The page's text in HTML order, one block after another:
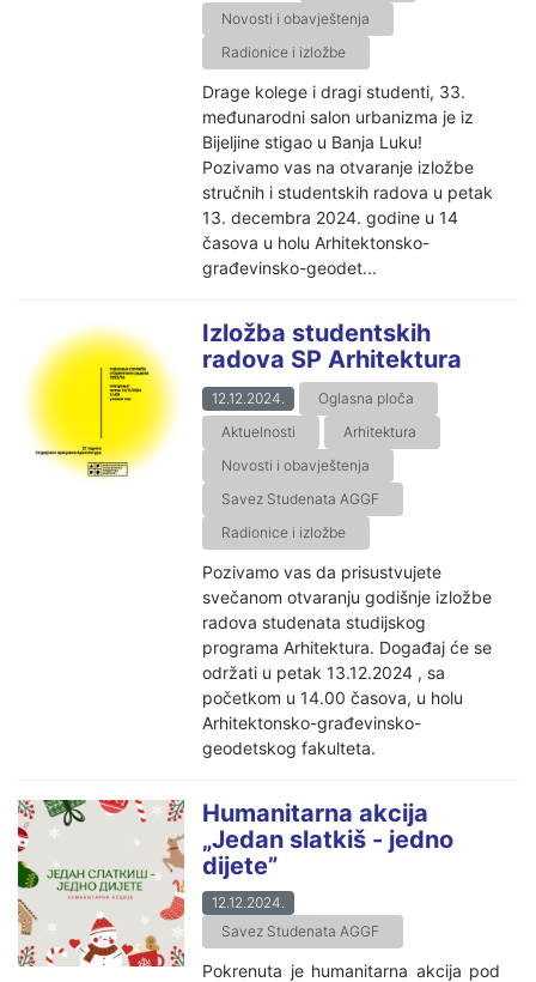
Novosti i obavještenja
Radionice i izložbe
Drage kolege i dragi studenti, 33.
međunarodni salon urbanizma je iz
Bijeljine stigao u Banja Luku!
Pozivamo vas na otvaranje izložbe
stručnih i studentskih radova u petak
13. decembra 2024. godine u 14
časova u holu Arhitektonsko-
građevinsko-geodet...
Izložba studentskih
radova SP Arhitektura
12.12.2024.
Oglasna ploča
Aktuelnosti
Arhitektura
Novosti i obavještenja
Savez Studenata AGGF
Radionice i izložbe
Pozivamo vas da prisustvujete
svečanom otvaranju godišnje izložbe
radova studenata studijskog
programa Arhitektura. Događaj će se
održati u petak 13.12.2024 , sa
početkom u 14.00 časova, u holu
Arhitektonsko-građevinsko-
geodetskog fakulteta.
Humanitarna akcija
„Jedan slatkiš - jedno
dijete”
12.12.2024.
Savez Studenata AGGF
Pokrenuta je humanitarna akcija pod